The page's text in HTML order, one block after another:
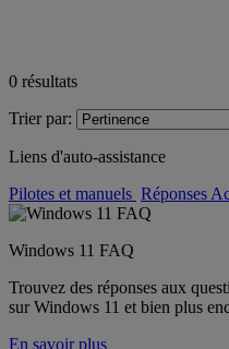
0 résultats
Trier par:
Liens d'auto-assistance
Pilotes et manuels Réponses
Windows 11 FAQ
Trouvez des réponses aux
sur Windows 11 et bien plus
En savoir plus